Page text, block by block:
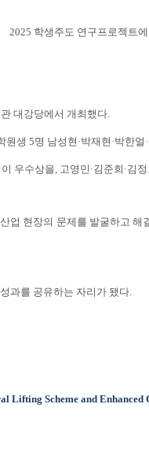
2025 학생주도 연구프로젝트
대강당에서 개최했다.
원생 5명 남성현·박재현·박한얼
우수상을, 고영민·김준희 ·김
현장의 문제를 발굴하고
과를 공유하는 자리가 됐다.
Lifting Scheme and